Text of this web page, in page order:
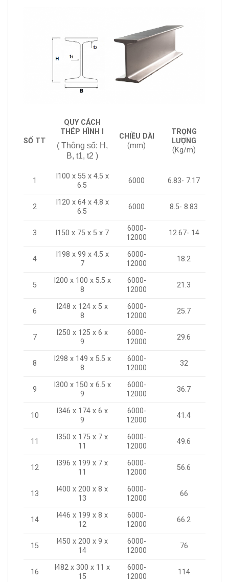
SỐ TT
QUY CÁCH
THÉP HÌNH I
( Thông số: H,
B, t1, t2 )
CHIỀU DÀI
(mm)
TRỌNG
LƯỢNG
(Kg/m)
1
I100 x 55 x 4.5 x
6.5
6000 6.83- 7.17
2
I120 x 64 x 4.8 x
6.5
6000 8.5- 8.83
3 I150 x 75 x 5 x 7
6000-
12000
12.67- 14
4
I198 x 99 x 4.5 x
7
6000-
12000
18.2
5
I200 x 100 x 5.5 x
8
6000-
12000
21.3
6
I248 x 124 x 5 x
8
6000-
12000
25.7
7
I250 x 125 x 6 x
9
6000-
12000
29.6
8
I298 x 149 x 5.5 x
8
6000-
12000
32
9
I300 x 150 x 6.5 x
9
6000-
12000
36.7
10
I346 x 174 x 6 x
9
6000-
12000
41.4
11
I350 x 175 x 7 x
11
6000-
12000
49.6
12
I396 x 199 x 7 x
11
6000-
12000
56.6
13
I400 x 200 x 8 x
13
6000-
12000
66
14
I446 x 199 x 8 x
12
6000-
12000
66.2
15
I450 x 200 x 9 x
14
6000-
12000
76
16
I482 x 300 x 11 x
15
6000-
12000
114